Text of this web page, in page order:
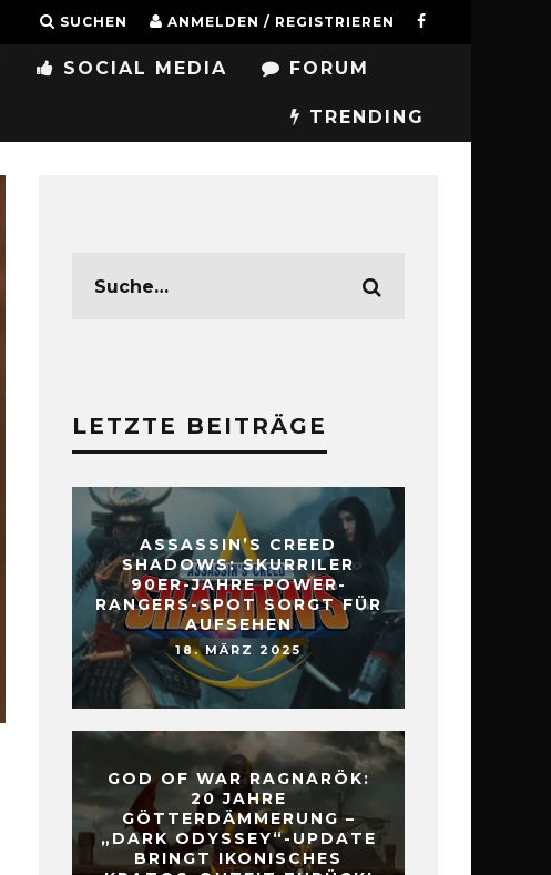
SUCHEN ANMELDEN / REGISTRIEREN
SOCIAL MEDIA FORUM
TRENDING
LETZTE BEITRÄGE
ASSASSIN’S CREED
SHADOWS: SKURRILER
90ER-JAHRE POWER-
RANGERS-SPOT SORGT FÜR
AUFSEHEN
18. MÄRZ 2025
GOD OF WAR RAGNARÖK:
20 JAHRE
GÖTTERDÄMMERUNG –
„DARK ODYSSEY“-UPDATE
BRINGT IKONISCHES